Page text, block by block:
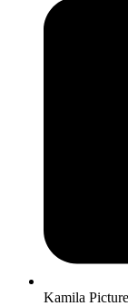
Kamila